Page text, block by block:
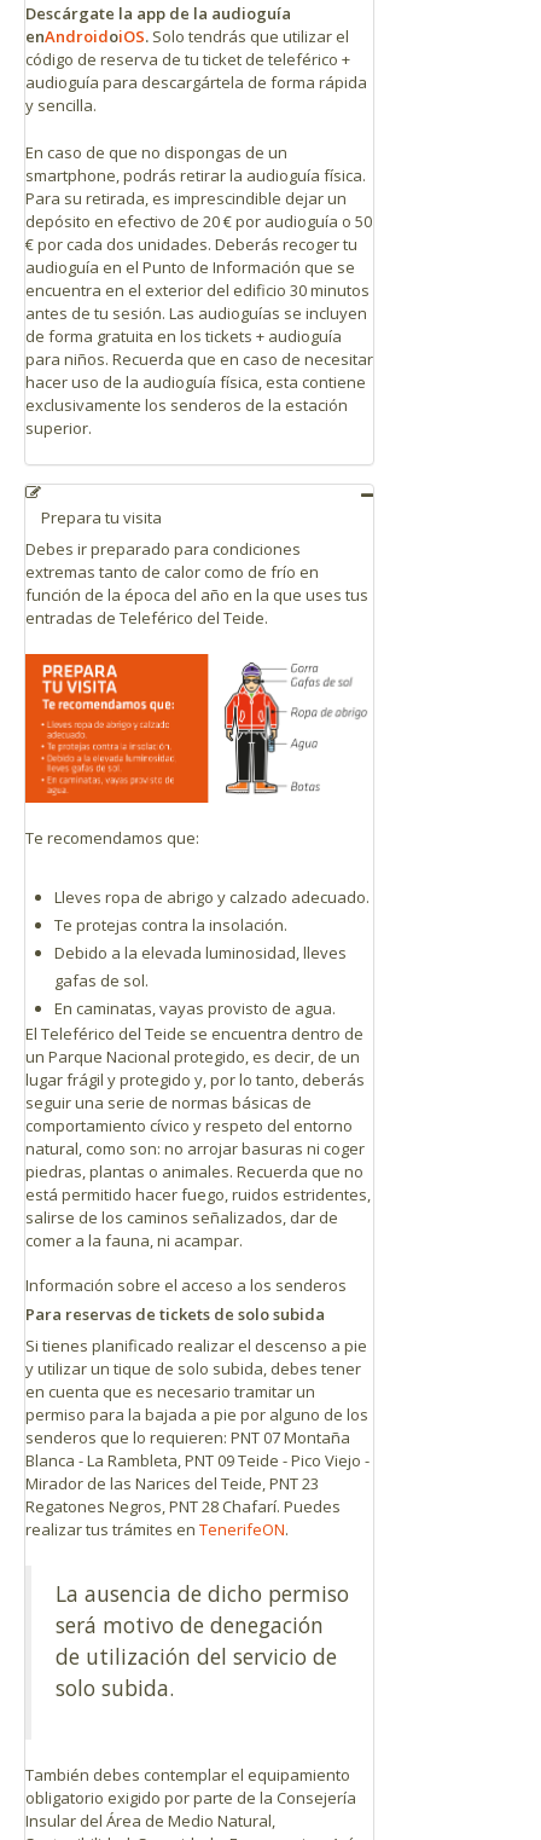
Descárgate la app de la audioguía
enAndroidoiOS. Solo tendrás que utilizar el
código de reserva de tu ticket de teleférico +
audioguía para descargártela de forma rápida
y sencilla.
En caso de que no dispongas de un
smartphone, podrás retirar la audioguía física.
Para su retirada, es imprescindible dejar un
depósito en efectivo de 20 € por audioguía o 50
€ por cada dos unidades. Deberás recoger tu
audioguía en el Punto de Información que se
encuentra en el exterior del edificio 30 minutos
antes de tu sesión. Las audioguías se incluyen
de forma gratuita en los tickets + audioguía
para niños. Recuerda que en caso de necesitar
hacer uso de la audioguía física, esta contiene
exclusivamente los senderos de la estación
superior.
Prepara tu visita
Debes ir preparado para condiciones
extremas tanto de calor como de frío en
función de la época del año en la que uses tus
entradas de Teleférico del Teide.
Te recomendamos que:
Lleves ropa de abrigo y calzado adecuado.
Te protejas contra la insolación.
Debido a la elevada luminosidad, lleves
gafas de sol.
En caminatas, vayas provisto de agua.
El Teleférico del Teide se encuentra dentro de
un Parque Nacional protegido, es decir, de un
lugar frágil y protegido y, por lo tanto, deberás
seguir una serie de normas básicas de
comportamiento cívico y respeto del entorno
natural, como son: no arrojar basuras ni coger
piedras, plantas o animales. Recuerda que no
está permitido hacer fuego, ruidos estridentes,
salirse de los caminos señalizados, dar de
comer a la fauna, ni acampar.
Información sobre el acceso a los senderos
Para reservas de tickets de solo subida
Si tienes planificado realizar el descenso a pie
y utilizar un tique de solo subida, debes tener
en cuenta que es necesario tramitar un
permiso para la bajada a pie por alguno de los
senderos que lo requieren: PNT 07 Montaña
Blanca - La Rambleta, PNT 09 Teide - Pico Viejo -
Mirador de las Narices del Teide, PNT 23
Regatones Negros, PNT 28 Chafarí. Puedes
realizar tus trámites en TenerifeON.
La ausencia de dicho permiso
será motivo de denegación
de utilización del servicio de
solo subida.
También debes contemplar el equipamiento
obligatorio exigido por parte de la Consejería
Insular del Área de Medio Natural,